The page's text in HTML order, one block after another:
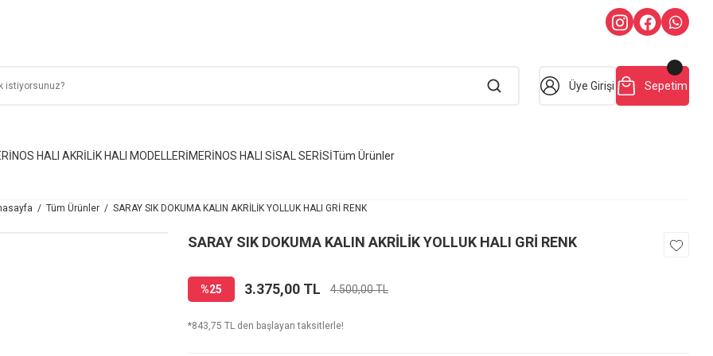
Üye Girişi Sepetim
HALI AKRİLİK HALI MODELLERİMERİNOS HALI SİSAL SERİSİTüm Ürünler
Tüm Ürünler SARAY SIK DOKUMA KALIN AKRİLİK YOLLUK HALI GRİ RENK
SARAY SIK DOKUMA KALIN AKRİLİK YOLLUK HALI GRİ RENK
%25 3.375,00 TL 4.500,00 TL
*843,75 TL den başlayan taksitlerle!